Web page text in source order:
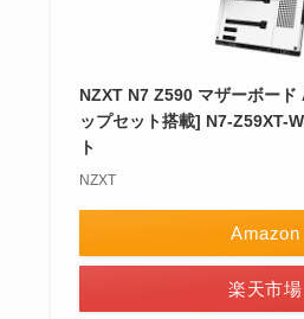
NZXT N7 Z590 マザーボー
ップセット搭載] N7-Z59XT-
ト
NZXT
Amazon
楽天市場